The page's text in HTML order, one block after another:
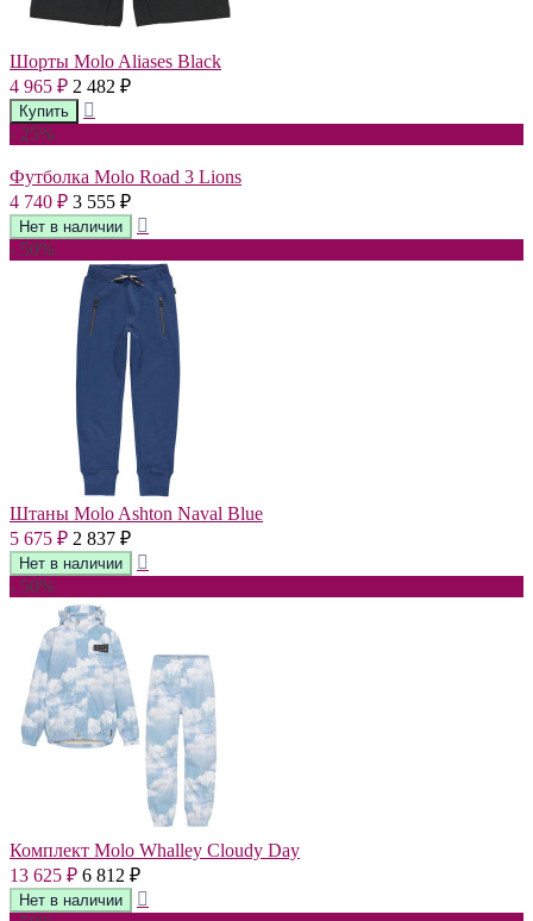
Шорты Molo Aliases Black
4 965 ₽ 2 482 ₽
- 25%
Футболка Molo Road 3 Lions
4 740 ₽ 3 555 ₽
- 50%
Штаны Molo Ashton Naval Blue
5 675 ₽ 2 837 ₽
- 50%
Комплект Molo Whalley Cloudy Day
13 625 ₽ 6 812 ₽